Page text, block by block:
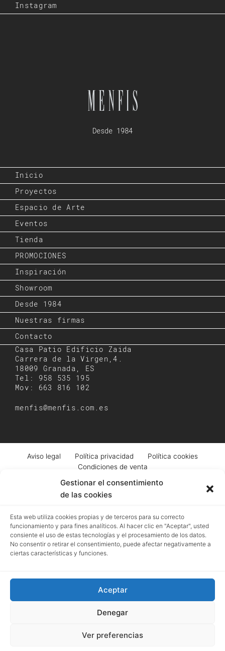
Gestionar el consentimiento
de las cookies
Esta web utiliza cookies propias y de terceros para su correcto
funcionamiento y para fines analíticos. Al hacer clic en "Aceptar", usted
consiente el uso de estas tecnologías y el procesamiento de los datos.
No consentir o retirar el consentimiento, puede afectar negativamente a
ciertas características y funciones.
Aceptar
Denegar
Ver preferencias
Instagram
Desde 1984
Inicio
Proyectos
Espacio de Arte
Eventos
Tienda
PROMOCIONES
Inspiración
Showroom
Desde 1984
Nuestras firmas
Contacto
Casa Patio Edificio Zaida
Carrera de la Virgen,4.
18009 Granada, ES
Tel: 958 535 195
Mov: 663 816 102
menfis@menfis.com.es
Aviso legal Política privacidad
Política cookies
Condiciones de venta
Pescadería, 6. Granada | B18043364 | EUID: ES18020.000002976 | Hoja GR-
4250 | Tomo 518 | Folio 93
Menfisha sido beneficiaria del Fondo EuropeoNext
, cuyo objetivo es mejorar el uso y la calidad
al que ha desarrollado una Web Corporativa, para la mejora